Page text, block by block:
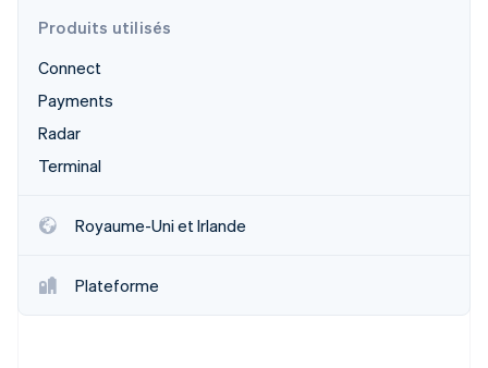
Prévention de la fraude
Atlas
Élimination du carbone
Vérification de l'identité
Produits utilisés
Connect
Payments
Radar
Terminal
Royaume-Uni et Irlande
Plateforme